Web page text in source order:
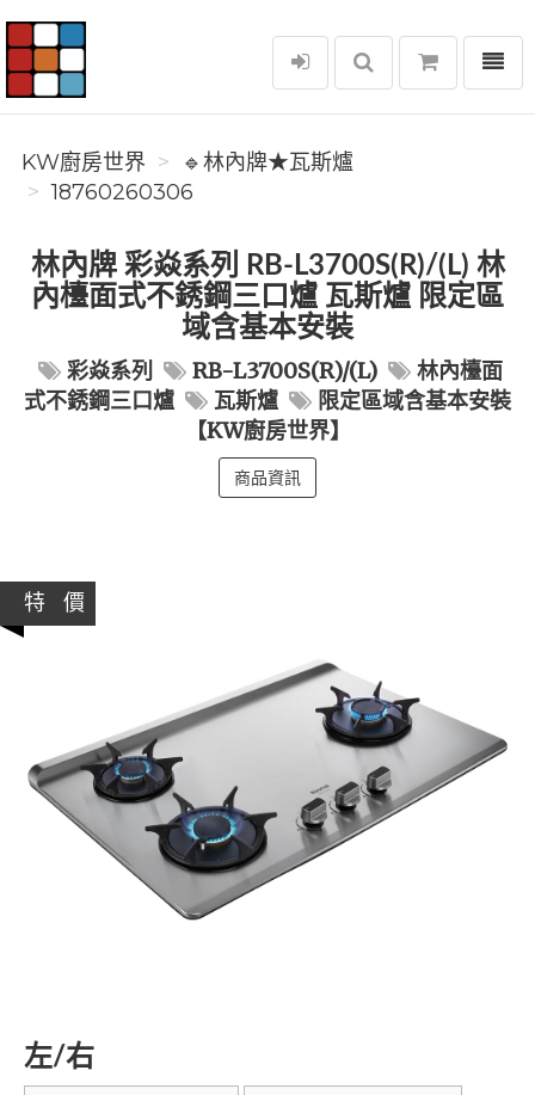
KW廚房世界
選單
KW廚房世界
🔹林內牌★瓦斯爐
18760260306
林內牌 彩焱系列 RB-L3700S(R)/(L) 林
內檯面式不銹鋼三口爐 瓦斯爐 限定區
域含基本安裝
彩焱系列 RB-L3700S(R)/(L)
林內檯面
式不銹鋼三口爐
瓦斯爐
限定區域含基本安裝
【KW廚房世界】
商品資訊
特 價
左/右